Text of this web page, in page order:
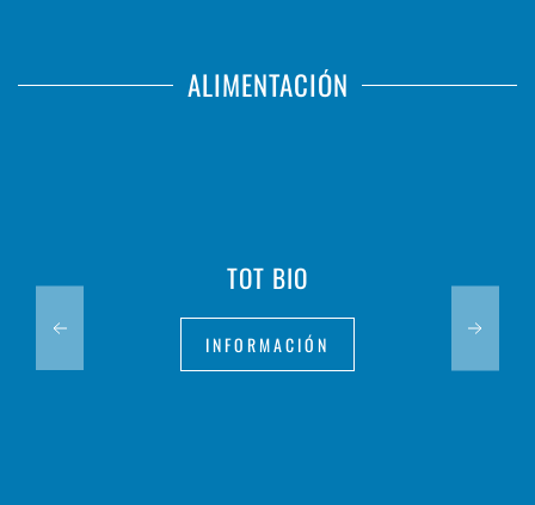
ALIMENTACIÓN
TOT BIO
INFORMACIÓN